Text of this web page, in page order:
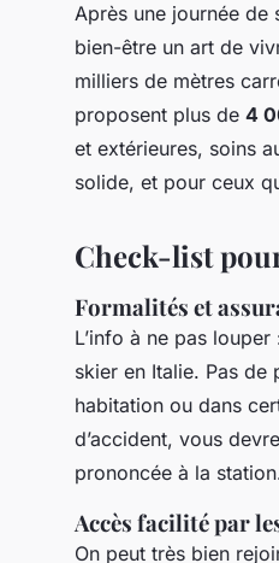
Après une journée de
bien-être un art de
milliers de mètres
proposent plus de 4
et extérieures, soins
solide, et pour ceux
Check-list
Formalités et
L’info à ne pas
skier en Italie. Pas de
habitation ou dans
d’accident, vous
prononcée à la
Accès facilité par
On peut très bien